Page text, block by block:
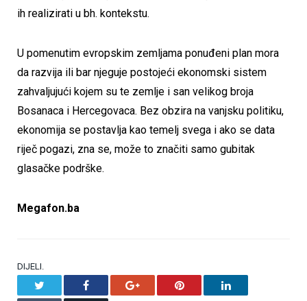
ih realizirati u bh. kontekstu.
U pomenutim evropskim zemljama ponuđeni plan mora
da razvija ili bar njeguje postojeći ekonomski sistem
zahvaljujući kojem su te zemlje i san velikog broja
Bosanaca i Hercegovaca. Bez obzira na vanjsku politiku,
ekonomija se postavlja kao temelj svega i ako se data
riječ pogazi, zna se, može to značiti samo gubitak
glasačke podrške.
Megafon.ba
DIJELI.
Facebook Google+ Pinterest LinkedIn